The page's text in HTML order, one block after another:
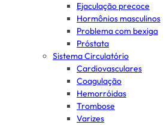
Ejaculação precoce
Hormônios masculinos
Problema com bexiga
Próstata
Sistema Circulatório
Cardiovasculares
Coagulação
Hemorróidas
Trombose
Varizes